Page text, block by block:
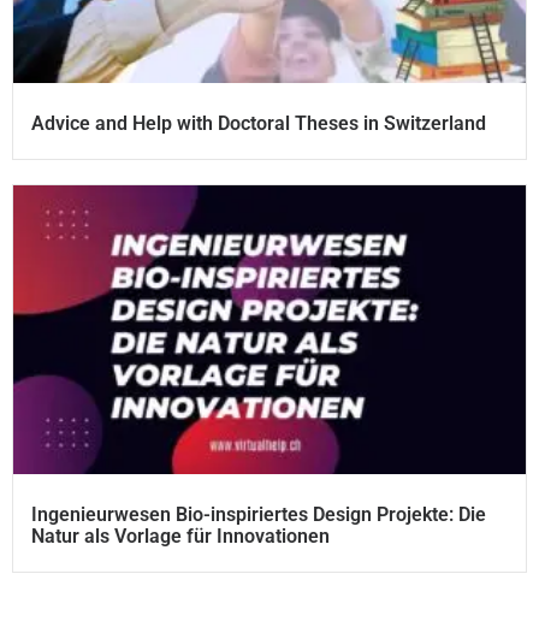
Advice and Help with Doctoral Theses in Switzerland
Ingenieurwesen Bio-inspiriertes Design Projekte: Die
Natur als Vorlage für Innovationen